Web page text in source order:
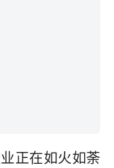
正在如火如荼